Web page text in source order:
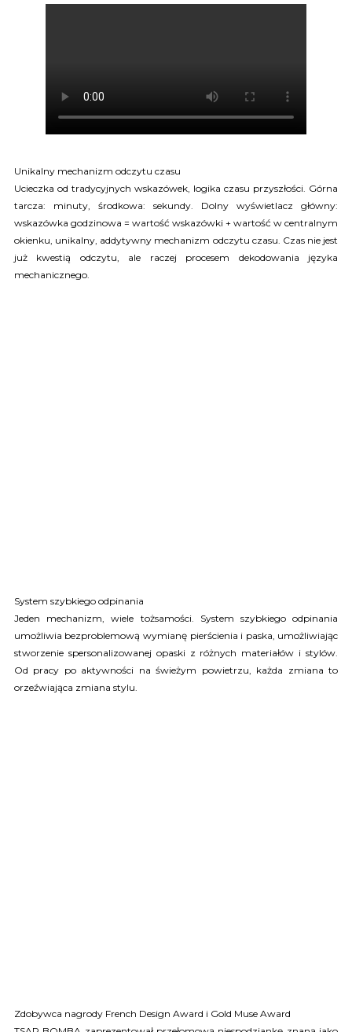
Unikalny mechanizm odczytu czasu
Ucieczka od tradycyjnych wskazówek, logika czasu przyszłości. Górna
tarcza: minuty, środkowa: sekundy. Dolny wyświetlacz główny:
wskazówka godzinowa = wartość wskazówki + wartość w centralnym
okienku, unikalny, addytywny mechanizm odczytu czasu. Czas nie jest
już kwestią odczytu, ale raczej procesem dekodowania języka
mechanicznego.
System szybkiego odpinania
Jeden mechanizm, wiele tożsamości. System szybkiego odpinania
umożliwia bezproblemową wymianę pierścienia i paska, umożliwiając
stworzenie spersonalizowanej opaski z różnych materiałów i stylów.
Od pracy po aktywności na świeżym powietrzu, każda zmiana to
orzeźwiająca zmiana stylu.
Zdobywca nagrody French Design Award i Gold Muse Award